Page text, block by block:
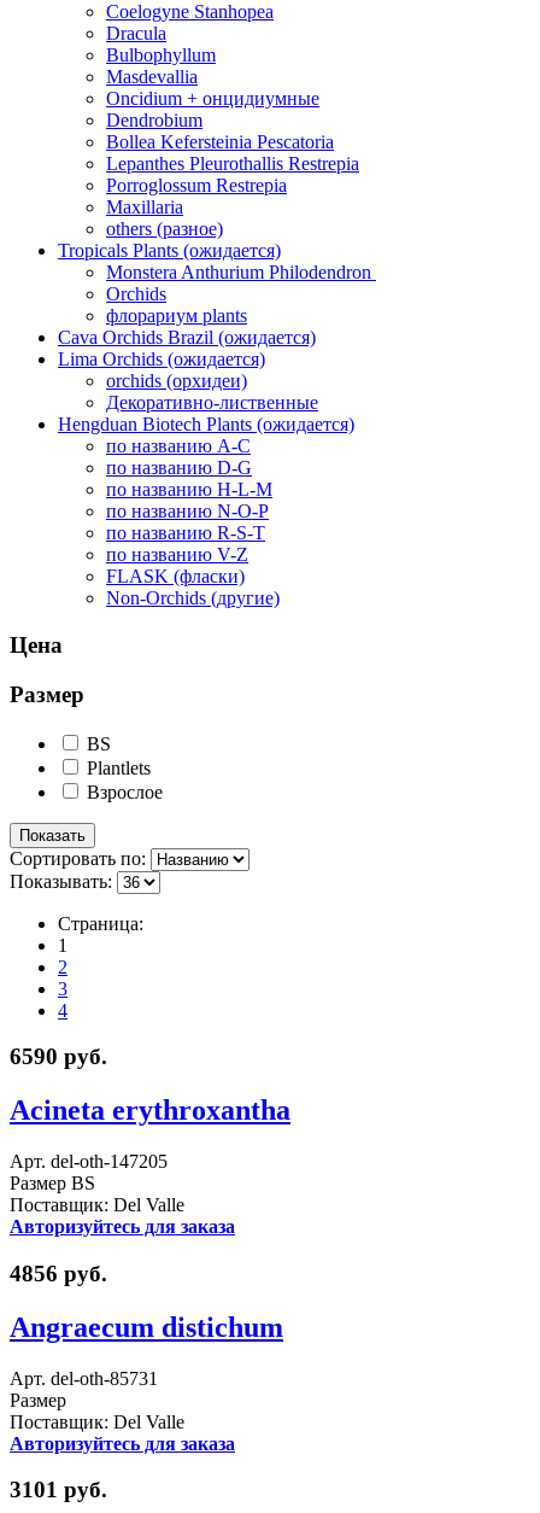
Coelogyne Stanhopea
Dracula
Bulbophyllum
Masdevallia
Oncidium + онцидиумные
Dendrobium
Bollea Kefersteinia Pescatoria
Lepanthes Pleurothallis Restrepia
Porroglossum Restrepia
Maxillaria
others (разное)
Tropicals Plants (ожидается)
​​​​​​​Monstera Anthurium Philodendron
Orchids
флорариум plants
Cava Orchids Brazil (ожидается)
Lima Orchids (ожидается)
orchids (орхидеи)
Декоративно-лиственные
Hengduan Biotech Plants (ожидается)
по названию A-C
по названию D-G
по названию H-L-M
по названию N-O-P
по названию R-S-T
по названию V-Z
FLASK (фласки)
Non-Orchids (другие)
Цена
Размер
BS
Plantlets
Взрослое
Сортировать по:
Показывать:
Страница:
1
2
3
4
6590 руб.
Acineta erythroxantha
Арт. del-oth-147205
Размер BS
Поставщик: Del Valle
Авторизуйтесь для заказа
4856 руб.
Angraecum distichum
Арт. del-oth-85731
Размер
Поставщик: Del Valle
Авторизуйтесь для заказа
3101 руб.